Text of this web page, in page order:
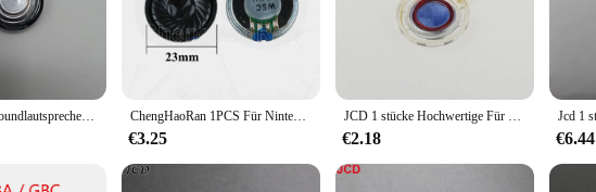
Hochwertiger Soundlautsprecher für Gameboy ADVANCE SP GBASP ChengHaoRan 1PCS Für Nintend GameBoy Farbe Voraus Ersatz Lautsprecher Für GBA SP GBC Lautsprecher für GB
€3.25
JCD 1 stücke Hochwertige Für GBA SP Gameboy Advance SP Ersatz Lautsprecher Spiel Zubehör
€2.18 €6.44